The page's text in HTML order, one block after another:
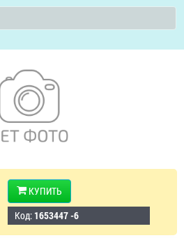
КУПИТЬ
Код: 1653447 -6